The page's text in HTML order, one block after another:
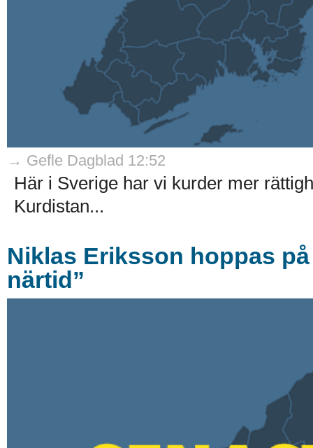
→ Gefle Dagblad 12:52
Här i Sverige har vi kurder mer
Kurdistan...
Niklas Eriksson hoppas
närtid”